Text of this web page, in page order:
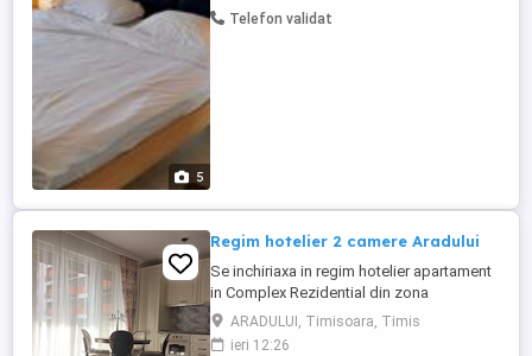
5
Telefon validat
Regim hotelier 2 camere Aradului
Se inchiriaxa in regim hotelier apartament
in Complex Rezidential din zona
Aradului.Detine centrala termica,aer
conditionat,tv,frigider,masina de spalat. Pt
ARADULUI, Timisoara, Timis
ieri 12:26